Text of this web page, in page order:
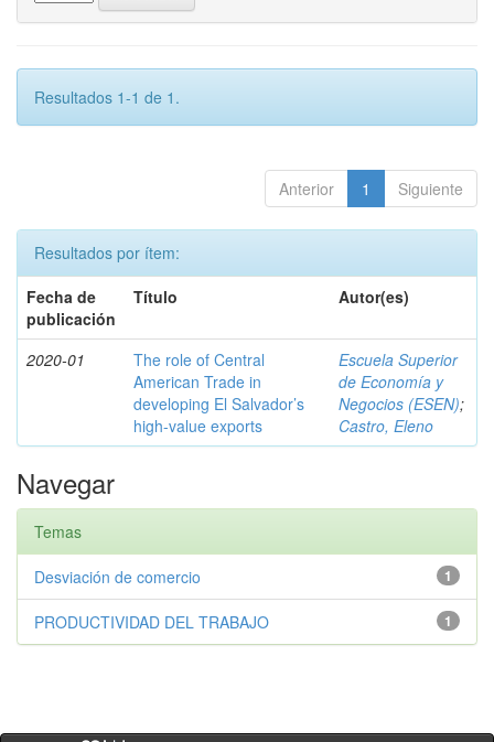
Resultados 1-1 de 1.
Anterior 1 Siguiente
Resultados por ítem:
Fecha de
publicación
Título Autor(es)
2020-01
The role of Central
American Trade in
developing El Salvador’s
high-value exports
Escuela Superior
de Economía y
Negocios (ESEN);
Castro, Eleno
Navegar
Temas
1
Desviación de comercio
1
PRODUCTIVIDAD DEL TRABAJO